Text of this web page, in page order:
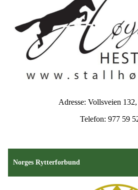
Adresse: Vollsveien
Telefon: 977 59
Norges Rytterforbund